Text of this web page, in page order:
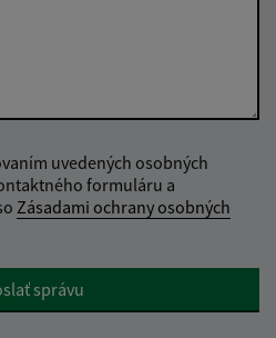
uvedených osobných
formuláru a
Zásadami ochrany osobných
správu